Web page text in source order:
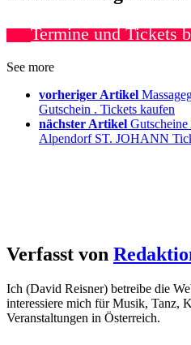
Termine und Tickets
See more
vorheriger Artikel
Gutschein . Tickets kaufen
nächster Artikel
Alpendorf ST. JOHANN
Verfasst von
Ich (David Reisner) betreibe die
interessiere mich für Musik, Tanz,
Veranstaltungen in Österreich.